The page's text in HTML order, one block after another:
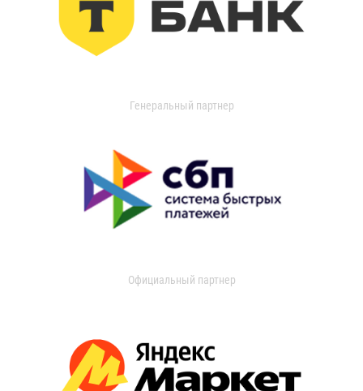
Генеральный партнер
Официальный партнер